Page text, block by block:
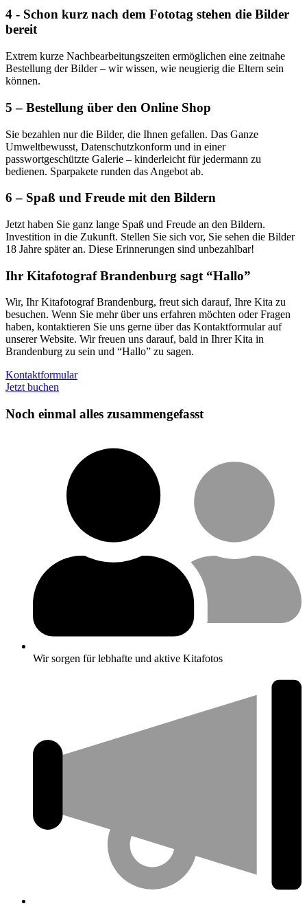
4 - Schon kurz nach dem Fototag stehen die Bilder
bereit
Extrem kurze Nachbearbeitungszeiten ermöglichen eine zeitnahe
Bestellung der Bilder – wir wissen, wie neugierig die Eltern sein
können.
5 – Bestellung über den Online Shop
Sie bezahlen nur die Bilder, die Ihnen gefallen. Das Ganze
Umweltbewusst, Datenschutzkonform und in einer
passwortgeschützte Galerie – kinderleicht für jedermann zu
bedienen. Sparpakete runden das Angebot ab.
6 – Spaß und Freude mit den Bildern
Jetzt haben Sie ganz lange Spaß und Freude an den Bildern.
Investition in die Zukunft. Stellen Sie sich vor, Sie sehen die Bilder
18 Jahre später an. Diese Erinnerungen sind unbezahlbar!
Ihr Kitafotograf Brandenburg sagt “Hallo”
Wir, Ihr Kitafotograf Brandenburg, freut sich darauf, Ihre Kita zu
besuchen. Wenn Sie mehr über uns erfahren möchten oder Fragen
haben, kontaktieren Sie uns gerne über das Kontaktformular auf
unserer Website. Wir freuen uns darauf, bald in Ihrer Kita in
Brandenburg zu sein und “Hallo” zu sagen.
Kontaktformular
Jetzt buchen
Noch einmal alles zusammengefasst
Wir sorgen für lebhafte und aktive Kitafotos